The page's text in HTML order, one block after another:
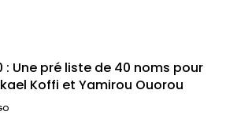
: Une pré liste de 40 noms pour
Koffi et Yamirou Ouorou